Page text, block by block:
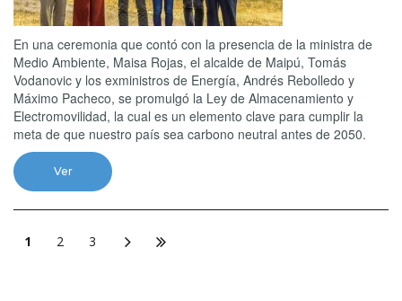
En una ceremonia que contó con la presencia de la ministra de
Medio Ambiente, Maisa Rojas, el alcalde de Maipú, Tomás
Vodanovic y los exministros de Energía, Andrés Rebolledo y
Máximo Pacheco, se promulgó la Ley de Almacenamiento y
Electromovilidad, la cual es un elemento clave para cumplir la
meta de que nuestro país sea carbono neutral antes de 2050.
Ver
1 2 3